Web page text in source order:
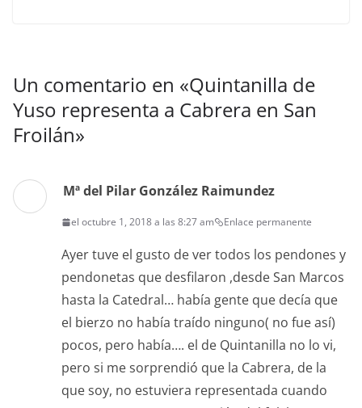
Un comentario en «Quintanilla de
Yuso representa a Cabrera en San
Froilán»
Mª del Pilar González Raimundez
el octubre 1, 2018 a las 8:27 am Enlace permanente
Ayer tuve el gusto de ver todos los pendones y
pendonetas que desfilaron ,desde San Marcos
hasta la Catedral… había gente que decía que
el bierzo no había traído ninguno( no fue así)
pocos, pero había…. el de Quintanilla no lo vi,
pero si me sorprendió que la Cabrera, de la
que soy, no estuviera representada cuando